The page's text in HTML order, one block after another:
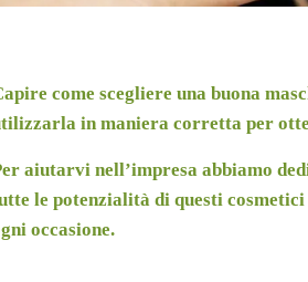
come scegliere una buona
in maniera corretta per
aiutarvi nell’impresa abbiamo
le potenzialità di questi
occasione.